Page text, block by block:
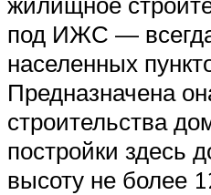
под ИЖС —
населенных
Предназначена
строительства
постройки здесь
высоту не более